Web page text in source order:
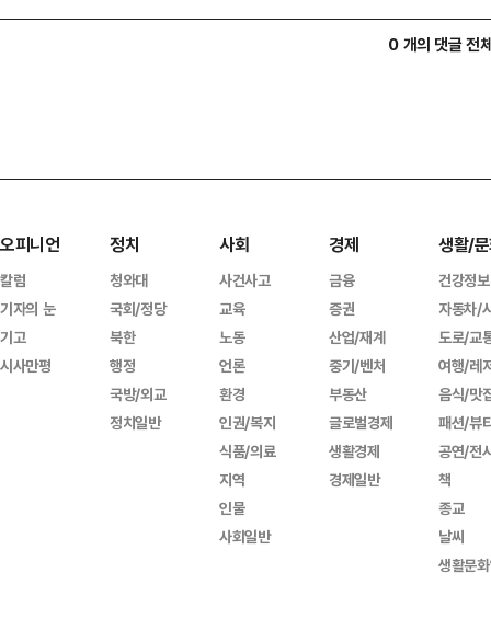
0 개의 댓글 전
오피니언
칼럼
기자의 눈
기고
시사만평
정치
청와대
국회/정당
북한
행정
국방/외교
정치일반
사회
사건사고
교육
노동
언론
환경
인권/복지
식품/의료
지역
인물
사회일반
경제
금융
증권
산업/재계
중기/벤처
부동산
글로벌경제
생활경제
경제일반
생활/
건강정보
자동차/
도로/교
여행/레
음식/맛
패션/뷰
공연/전
책
종교
날씨
생활문